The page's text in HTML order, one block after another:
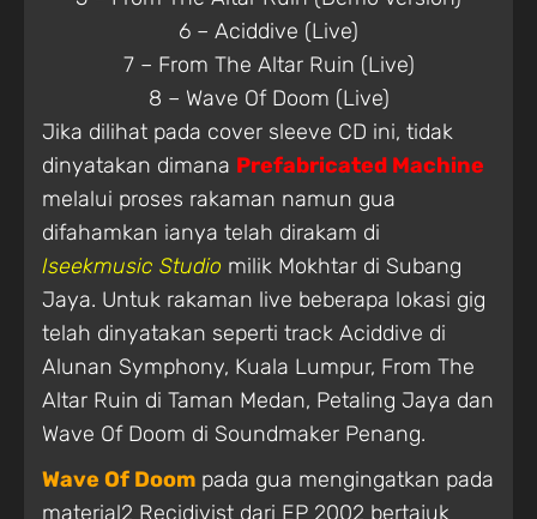
6 – Aciddive (Live)
7 – From The Altar Ruin (Live)
8 – Wave Of Doom (Live)
Jika dilihat pada cover sleeve CD ini, tidak
dinyatakan dimana Prefabricated Machine
melalui proses rakaman namun gua
difahamkan ianya telah dirakam di
Iseekmusic Studio milik Mokhtar di Subang
Jaya. Untuk rakaman live beberapa lokasi gig
telah dinyatakan seperti track Aciddive di
Alunan Symphony, Kuala Lumpur, From The
Altar Ruin di Taman Medan, Petaling Jaya dan
Wave Of Doom di Soundmaker Penang.
Wave Of Doom pada gua mengingatkan pada
material2 Recidivist dari EP 2002 bertajuk